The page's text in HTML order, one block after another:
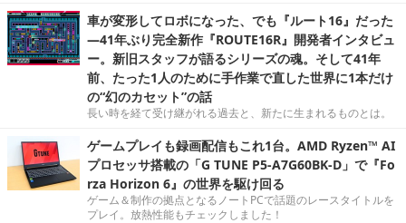
車が変形してロボになった、でも『ルート16』だった
―41年ぶり完全新作『ROUTE16R』開発者インタビュ
ー。新旧スタッフが語るシリーズの魂。そして41年
前、たった1人のために手作業で直した世界に1本だけ
の“幻のカセット”の話
長い時を経て受け継がれる過去と、新たに生まれるものとは。
ゲームプレイも録画配信もこれ1台。AMD Ryzen™ AI
プロセッサ搭載の「G TUNE P5-A7G60BK-D」で『Fo
rza Horizon 6』の世界を駆け回る
ゲーム＆制作の拠点となるノートPCで話題のレースタイトルを
プレイ。放熱性能もチェックしました！